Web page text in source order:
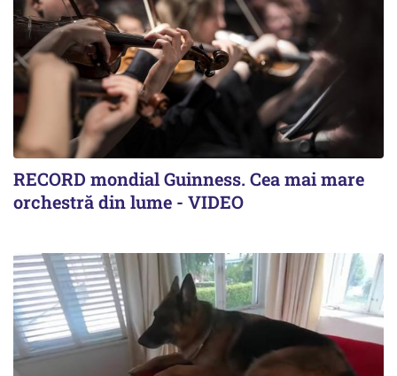
RECORD mondial Guinness. Cea mai mare
orchestră din lume - VIDEO